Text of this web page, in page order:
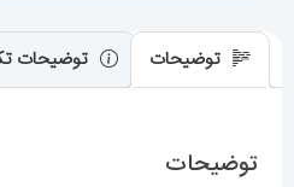
توضیحات توضیحات
توضیحات